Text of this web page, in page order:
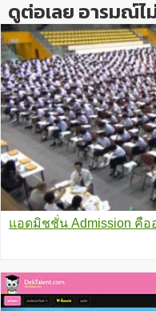
ดูต่อเลย อารมณ์ไ
แอดมิชชั่น Admission คือ